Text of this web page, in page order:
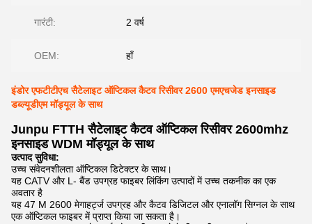
गारंटी: 2 वर्ष
OEM: हाँ
इंडोर एफटीटीएच सैटेलाइट ऑप्टिकल कैटव रिसीवर 2600 एमएचजेड इनसाइड
डब्ल्यूडीएम मॉड्यूल के साथ
Junpu FTTH सैटेलाइट कैटव ऑप्टिकल रिसीवर 2600mhz
इनसाइड WDM मॉड्यूल के साथ
उत्पाद सुविधा:
उच्च संवेदनशीलता ऑप्टिकल डिटेक्टर के साथ।
यह CATV और L- बैंड उपग्रह फाइबर लिंकिंग उत्पादों में उच्च तकनीक का एक
अवतार है
यह 47 M 2600 मेगाहर्ट्ज उपग्रह और कैटव डिजिटल और एनालॉग सिग्नल के साथ
एक ऑप्टिकल फाइबर में प्राप्त किया जा सकता है।